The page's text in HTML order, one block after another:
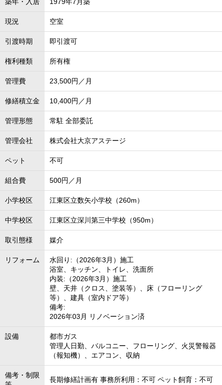
現況 空室
引渡時期 即引渡可
権利種類 所有権
管理費 23,500円／月
修繕積立金 10,400円／月
管理形態 常駐 全部委託
管理会社 株式会社大京アステージ
ペット 不可
組合費 500円／月
小学校区 江東区立数矢小学校（260m）
中学校区 江東区立深川第三中学校（950m）
取引態様 媒介
リフォーム
水回り:（2026年3月）施工
浴室、キッチン、トイレ、洗面所
内装:（2026年3月）施工
壁、天井（クロス、塗装等）、床（フローリング
等）、建具（室内ドア等）
備考:
2026年03月 リノベーション済
設備
都市ガス
管理人日勤、バルコニー、フローリング、火災警報器
（報知機）、エアコン、収納
備考・制限
長期修繕計画有 事務所利用：不可 ペット飼育：不可